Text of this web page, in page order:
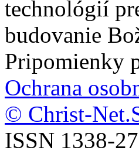
technológií
budovanie
Pripomienky
Ochrana
© Christ-
ISSN 1338-